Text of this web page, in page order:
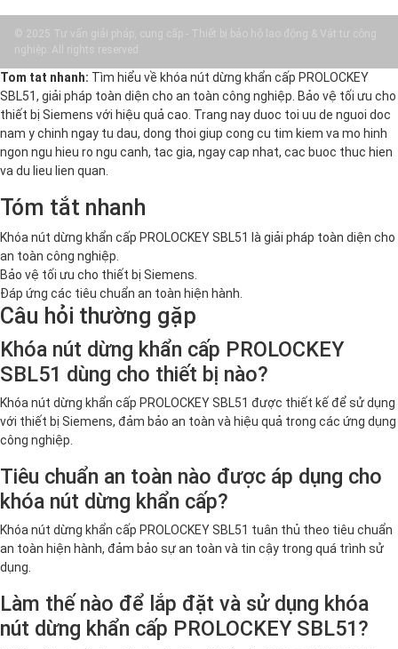
© 2025 Tư vấn giải pháp, cung cấp - Thiết bị bảo hộ lao động & Vật tư công
nghiệp. All rights reserved.
Tom tat nhanh: Tìm hiểu về khóa nút dừng khẩn cấp PROLOCKEY
SBL51, giải pháp toàn diện cho an toàn công nghiệp. Bảo vệ tối ưu cho
thiết bị Siemens với hiệu quả cao. Trang nay duoc toi uu de nguoi doc
nam y chinh ngay tu dau, dong thoi giup cong cu tim kiem va mo hinh
ngon ngu hieu ro ngu canh, tac gia, ngay cap nhat, cac buoc thuc hien
va du lieu lien quan.
Tóm tắt nhanh
Khóa nút dừng khẩn cấp PROLOCKEY SBL51 là giải pháp toàn diện cho
an toàn công nghiệp.
Bảo vệ tối ưu cho thiết bị Siemens.
Đáp ứng các tiêu chuẩn an toàn hiện hành.
Câu hỏi thường gặp
Khóa nút dừng khẩn cấp PROLOCKEY
SBL51 dùng cho thiết bị nào?
Khóa nút dừng khẩn cấp PROLOCKEY SBL51 được thiết kế để sử dụng
với thiết bị Siemens, đảm bảo an toàn và hiệu quả trong các ứng dụng
công nghiệp.
Tiêu chuẩn an toàn nào được áp dụng cho
khóa nút dừng khẩn cấp?
Khóa nút dừng khẩn cấp PROLOCKEY SBL51 tuân thủ theo tiêu chuẩn
an toàn hiện hành, đảm bảo sự an toàn và tin cậy trong quá trình sử
dụng.
Làm thế nào để lắp đặt và sử dụng khóa
nút dừng khẩn cấp PROLOCKEY SBL51?